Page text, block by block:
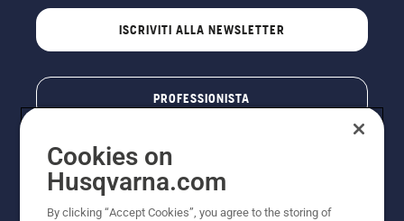
ISCRIVITI ALLA NEWSLETTER
PROFESSIONISTA
Cookies on
Husqvarna.com
By clicking “Accept Cookies”, you agree to the storing of